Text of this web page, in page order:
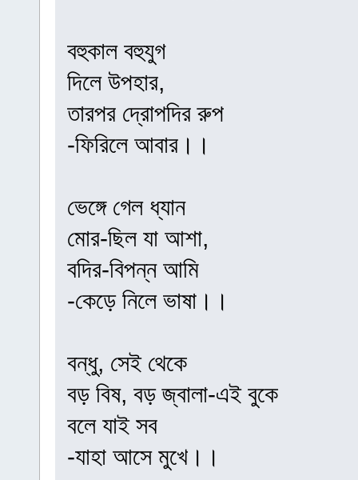
বহুকাল বহুযুগ
দিলে উপহার,
তারপর দ্রোপদির রুপ
-ফিরিলে আবার।।
ভেঙ্গে গেল ধ্যান
মোর-ছিল যা আশা,
বদির-বিপন্ন আমি
-কেড়ে নিলে ভাষা।।
বন্ধু, সেই থেকে
বড় বিষ, বড় জ্বালা-এই বুকে
বলে যাই সব
-যাহা আসে মুখে।।